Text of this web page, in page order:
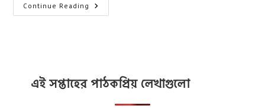
Continue Reading তিতাস
একটি
টি
বিখ্যাত
এই সপ্তাহের পাঠকপ্রিয় লেখাগুলো